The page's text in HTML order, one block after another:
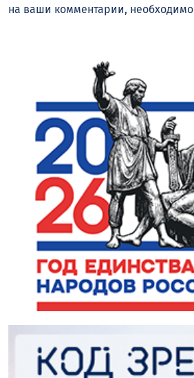
на ваши комментарии, необходимо